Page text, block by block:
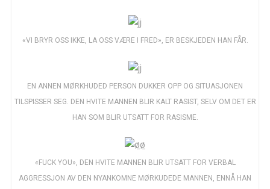
«VI BRYR OSS IKKE, LA OSS VÆRE I FRED», ER BESKJEDEN HAN FÅR.
EN ANNEN MØRKHUDED PERSON DUKKER OPP OG SITUASJONEN
TILSPISSER SEG. DEN HVITE MANNEN BLIR KALT RASIST, SELV OM DET ER
HAN SOM BLIR UTSATT FOR RASISME.
«FUCK YOU», DEN HVITE MANNEN BLIR UTSATT FOR VERBAL
AGGRESSJON AV DEN NYANKOMNE MØRKUDEDE MANNEN, ENNÅ HAN